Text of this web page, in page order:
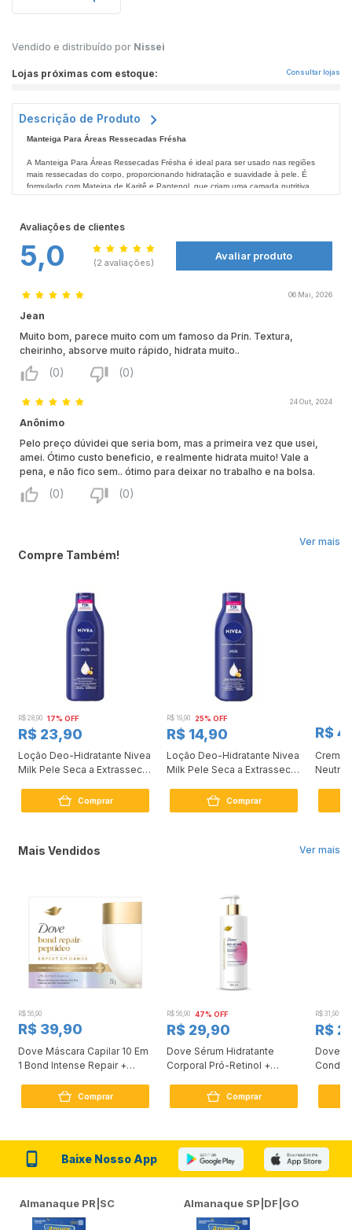
Vendido e distribuído por Nissei
Lojas próximas com estoque: Consultar lojas
Descrição de Produto
Manteiga Para Áreas Ressecadas Frésha
A Manteiga Para Áreas Ressecadas Frésha é ideal para ser usado nas regiões
mais ressecadas do corpo, proporcionando hidratação e suavidade à pele. É
formulado com Mateiga de Karitê e Pantenol, que criam uma camada nutritiva
sobre a pele, capaz de reduzir o ressecamento cutâneo. Não deixe de conferir
Com Manteiga de Karitê
Com Pantenol
Vegano
Aplique o creme hidratante no corpo ou nas áreas ressecadas com movimentos
Manter fora do alcance das crianças. Não usar na pele irritada ou ferida. Em caso
de irritação, suspender o uso e procurar um médico. Caso o produto entre em
médico. Manter ao abrigo da luz e calor. Uso externo.
Avaliações de clientes
5,0 (2 avaliações)
Avaliar produto
06 Mai, 2026
Jean
Muito bom, parece muito com um famoso da Prin. Textura,
cheirinho, absorve muito rápido, hidrata muito..
(0) (0)
24 Out, 2024
Anônimo
Pelo preço dúvidei que seria bom, mas a primeira vez que usei,
amei. Ótimo custo beneficio, e realmente hidrata muito! Vale a
pena, e não fico sem.. ótimo para deixar no trabalho e na bolsa.
(0) (0)
Ver mais
Compre Também!
R$ 28,90 17% OFF
R$ 23,90
Loção Deo-Hidratante Nivea
Milk Pele Seca a Extrasseca
Comprar
R$ 19,90 25% OFF
R$ 14,90
Loção Deo-Hidratante Nivea
Milk Pele Seca a Extrasseca
Comprar
R$
Creme
Ver mais
Mais Vendidos
R$ 56,90
R$ 39,90
Dove Máscara Capilar 10 Em
1 Bond Intense Repair +
Comprar
R$ 56,90 47% OFF
R$ 29,90
Dove Sérum Hidratante
Corporal Pró-Retinol +
Comprar
R$ 31,90
R$
Dove
Baixe Nosso App
Almanaque PR|SC Almanaque SP|DF|GO